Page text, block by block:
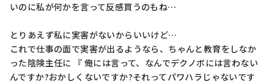
いのに私が何かを言って反感買うのもね…
とりあえず私に実害がないからいいけど…
これで仕事の面で実害が出るようなら、ちゃんと教育をしなか
った陰険主任に 『 俺には言って、なんでデクノボには言わない
んですか?おかしくないですか?それってパワハラじゃないです